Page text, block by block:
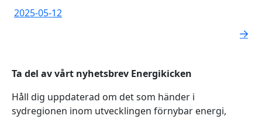
2025-05-12
Ta del av vårt nyhetsbrev Energikicken
Håll dig uppdaterad om det som händer i
sydregionen inom utvecklingen förnybar energi,